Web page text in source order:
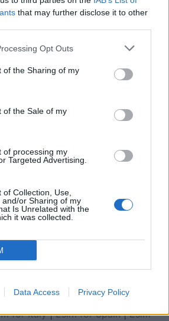
that may further disclose it to other
Opt Outs
of the Sharing of my
of the Sale of my
of processing my
Targeted Advertising.
Collection, Use,
and/or Sharing of my
Is Unrelated with the
it was collected.
Data Access Privacy Policy
Infantino përballet me akuza të
reja, UEFA dëmshpërbleu me
punonjësen me të cilën
for Europe |
Esim for Caribbean
for Italy|Esim for Spain|Esim